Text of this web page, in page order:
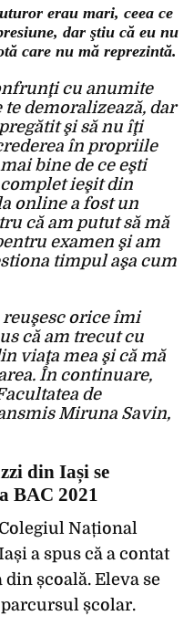
erau mari, ceea ce
dar ştiu că eu nu
care nu mă reprezintă.
cu anumite
demoralizează, dar
şi să nu îţi
în propriile
bine de ce eşti
ieşit din
online a fost un
că am putut să mă
examen şi am
timpul aşa cum
reuşesc orice îmi
că am trecut cu
viaţa mea şi că mă
În continuare,
de
Miruna Savin,
din Iași se
BAC 2021
Național
a spus că a contat
școală. Eleva se
școlar.